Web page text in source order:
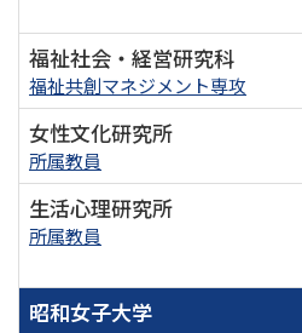
福祉社会・経営研究科
福祉共創マネジメント専攻
女性文化研究所
所属教員
生活心理研究所
所属教員
昭和女子大学